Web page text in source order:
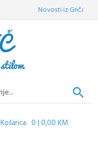
Novosti iz Griča:
Košarica: 0 | 0,00 KM